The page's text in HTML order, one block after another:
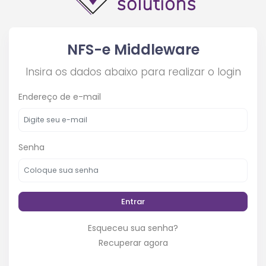
NFS-e Middleware
Insira os dados abaixo para realizar o login
Endereço de e-mail
Senha
Entrar
Esqueceu sua senha?
Recuperar agora